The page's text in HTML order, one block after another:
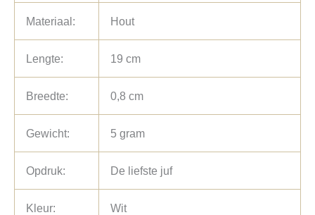
Materiaal: Hout
Lengte: 19 cm
Breedte: 0,8 cm
Gewicht: 5 gram
Opdruk: De liefste juf
Kleur: Wit